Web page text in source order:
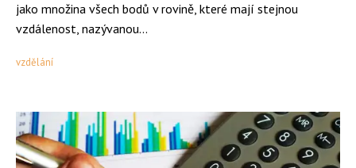
jako množina všech bodů v rovině, které mají stejnou
vzdálenost, nazývanou...
vzdělání